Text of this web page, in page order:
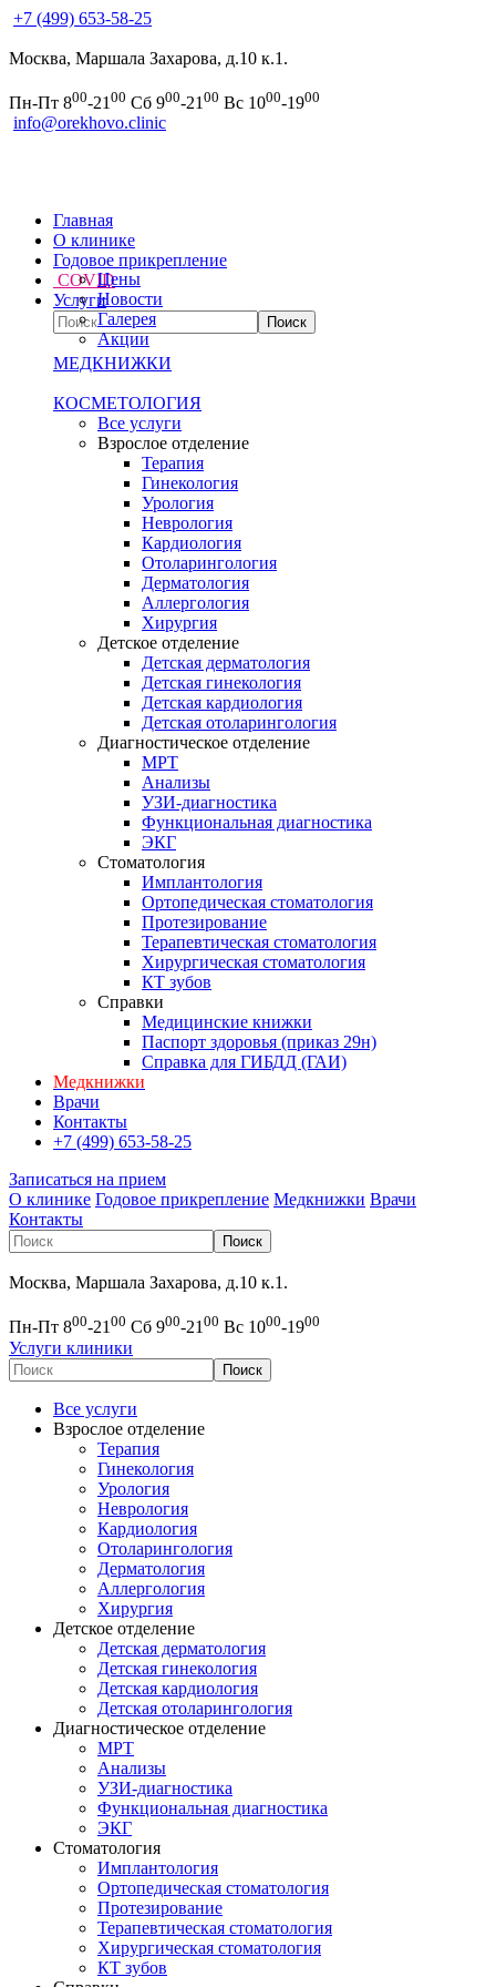
+7 (499) 653-58-25
Москва, Маршала Захарова, д.10 к.1.
Пн-Пт 800-21 00 Сб 900-21 00 Вс 1000-1900
info@orekhovo.clinic
Главная
О клинике
Цены
Новости
Галерея
Акции
Годовое прикрепление
COVID
Услуги
МЕДКНИЖКИ
КОСМЕТОЛОГИЯ
Все услуги
Взрослое отделение
Терапия
Гинекология
Урология
Неврология
Кардиология
Отоларингология
Дерматология
Аллергология
Хирургия
Детское отделение
Детская дерматология
Детская гинекология
Детская кардиология
Детская отоларингология
Диагностическое отделение
МРТ
Анализы
УЗИ-диагностика
Функциональная диагностика
ЭКГ
Стоматология
Имплантология
Ортопедическая стоматология
Протезирование
Терапевтическая стоматология
Хирургическая стоматология
КТ зубов
Справки
Медицинские книжки
Паспорт здоровья (приказ 29н)
Справка для ГИБДД (ГАИ)
Медкнижки
Врачи
Контакты
+7 (499) 653-58-25
Записаться на прием
О клинике Годовое прикрепление Медкнижки Врачи
Контакты
Москва, Маршала Захарова, д.10 к.1.
Пн-Пт 800-2100 Сб 900-2100 Вс 1000-1900
Услуги клиники
Все услуги
Взрослое отделение
Терапия
Гинекология
Урология
Неврология
Кардиология
Отоларингология
Дерматология
Аллергология
Хирургия
Детское отделение
Детская дерматология
Детская гинекология
Детская кардиология
Детская отоларингология
Диагностическое отделение
МРТ
Анализы
УЗИ-диагностика
Функциональная диагностика
ЭКГ
Стоматология
Имплантология
Ортопедическая стоматология
Протезирование
Терапевтическая стоматология
Хирургическая стоматология
КТ зубов